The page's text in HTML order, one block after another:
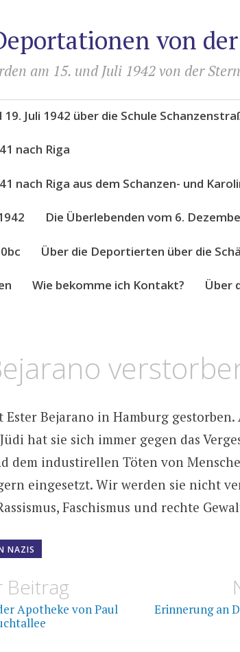
von
am 15. und Juli 1942 von der
Juli 1942 über die Schule
nach Riga
nach Riga aus dem Schanzen- und
Die Überlebenden vom 6.
Über die Deportierten über die
Wie bekomme ich Kontakt? Über
Ester Bejarano in Hamburg
hat sie sich immer gegen das
dem industirellen Töten von
eingesetzt. Wir werden sie nicht
Faschismus und rechte
NAZIS
Beitrag
Apotheke von Paul
Erinnerung an